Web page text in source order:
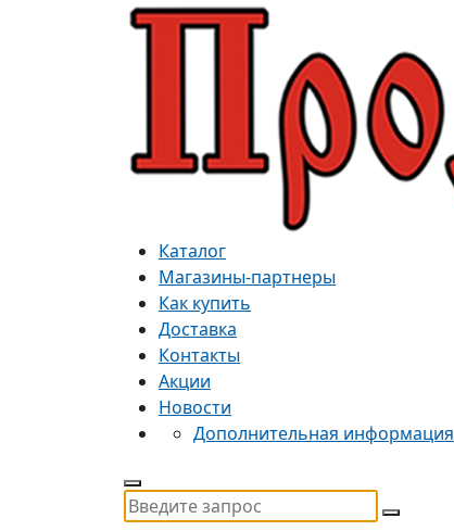
Каталог
Магазины-партнеры
Как купить
Доставка
Контакты
Акции
Новости
Дополнительная информация